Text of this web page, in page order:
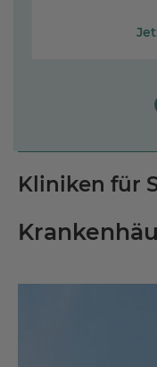
Kliniken für